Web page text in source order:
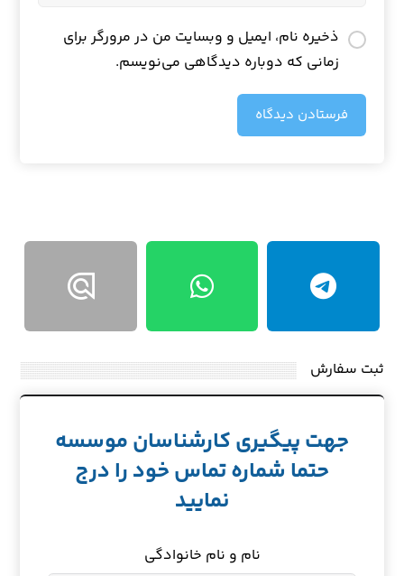
ذخیره نام، ایمیل و وبسایت من در مرورگر برای
زمانی که دوباره دیدگاهی می‌نویسم.
فرستادن دیدگاه
ثبت سفارش
جهت پیگیری کارشناسان موسسه
حتما شماره تماس خود را درج
نمایید
نام و نام خانوادگی